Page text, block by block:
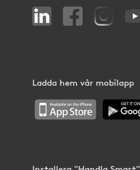
Ladda hem vår mobilapp